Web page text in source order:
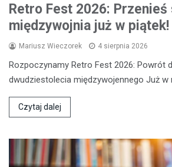
Retro Fest 2026: Przenieś
międzywojnia już w piątek!
Mariusz Wieczorek 4 sierpnia 2026
Rozpoczynamy Retro Fest 2026: Powrót
dwudziestolecia międzywojennego Już w
Czytaj dalej